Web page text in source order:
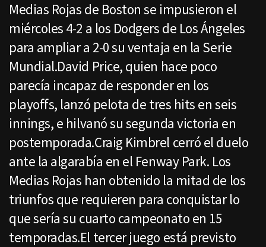
Medias Rojas de Boston se impusieron el
miércoles 4-2 a los Dodgers de Los Ángeles
para ampliar a 2-0 su ventaja en la Serie
Mundial.David Price, quien hace poco
parecía incapaz de responder en los
playoffs, lanzó pelota de tres hits en seis
innings, e hilvanó su segunda victoria en
postemporada.Craig Kimbrel cerró el duelo
ante la algarabía en el Fenway Park. Los
Medias Rojas han obtenido la mitad de los
triunfos que requieren para conquistar lo
que sería su cuarto campeonato en 15
temporadas.El tercer juego está previsto